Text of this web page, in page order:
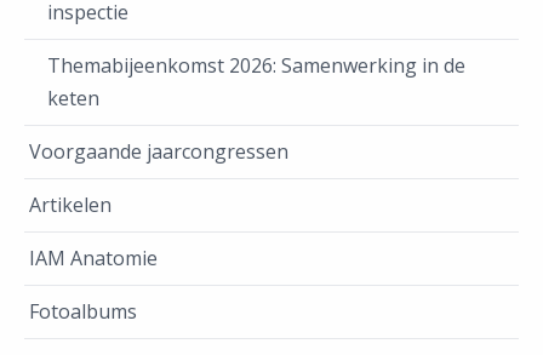
inspectie
Themabijeenkomst 2026: Samenwerking in de
keten
Voorgaande jaarcongressen
Artikelen
IAM Anatomie
Fotoalbums